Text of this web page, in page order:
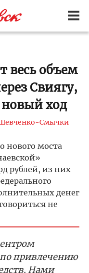
весь объем
Свиягу,
ход
Смычки
нового моста
рублей, из них
денег
не
привлечению
Нами